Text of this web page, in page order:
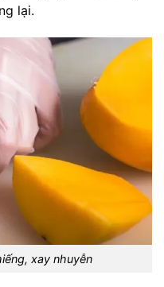
lại.
xay nhuyễn